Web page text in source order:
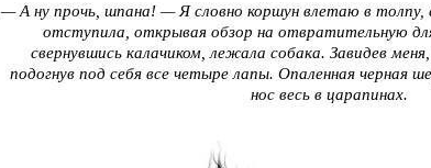
— А ну прочь, шпана! — Я словно коршун влетаю в толпу,
отступила, открывая обзор на отвратительную
свернувшись калачиком, лежала собака. Завидев
подогнув под себя все четыре лапы. Опаленная черная
нос весь в царапинах.